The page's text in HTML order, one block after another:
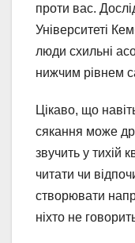
проти вас.
Університеті
люди схильні
нижчим рівнем
Цікаво, що
сякання може
звучить у тихій
читати чи
створювати
ніхто не